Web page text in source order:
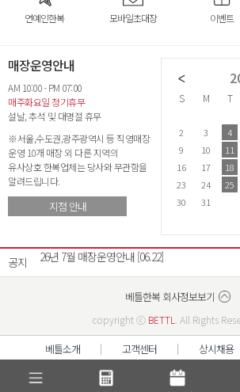
연예인한복 모바일초대장 이벤트
매장운영안내
AM 10:00 - PM 07:00
매주화요일 정기휴무
설날, 추석 및 대명절 휴무
※서울,수도권,광주광역시 등 직영매장
운영 10개 매장 외 다른 지역의
유사상호 한복업체는 당사와 무관함을
알려드립니다.
지점 안내
2026-07
S M T W
1
7 8 9 10
12
13 14 15 16
19
20 21 22 23 24
26
27 28
S M T
2
3 4
9
10 11
16
17 18
23
24 25
30
31
공지
[07.21]
26년 7월 매장운영안내[06.22]
광주광역시점 확장이전안내[12.17]
베스트리워드 선정자 발표[07.18]
베틀한복 매장운영시간 변경안내 [12.26]
베틀한복 회사정보보기
copyright ⓒ BETTL . All Rights
베틀소개 고객센터 상시채용